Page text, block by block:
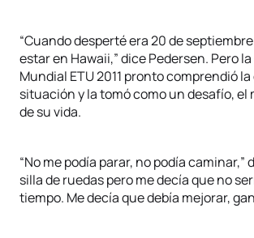
“Cuando desperté era 20 de
estar en Hawaii,” dice Pedersen. Pero
Mundial ETU 2011 pronto comprendió
situación y la tomó como un desafío,
de su vida.
“No me podía parar, no podía caminar,”
silla de ruedas pero me decía que no
tiempo. Me decía que debía mejorar,